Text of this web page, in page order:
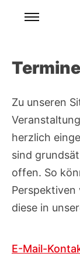
Termine
Zu unseren
herzlich
sind
offen. So
diese in
E-Mail-